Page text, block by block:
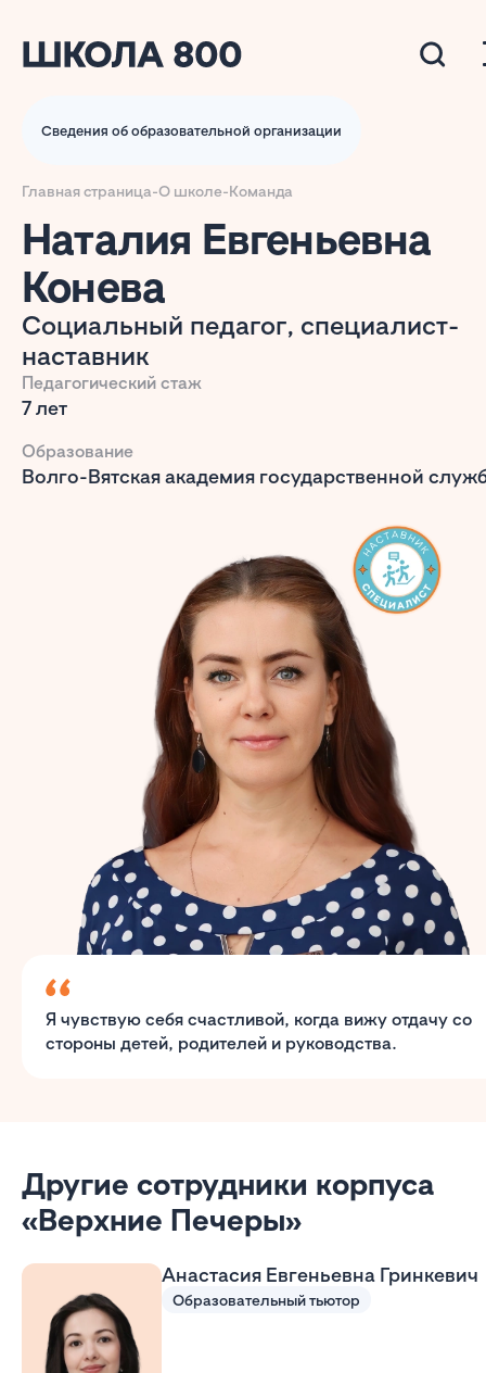
Сведения об образовательной организации
Главная страница-О школе-Команда
Наталия Евгеньевна
Конева
Социальный педагог, специалист-
наставник
Педагогический стаж
7 лет
Образование
Волго-Вятская академия государственной
Я чувствую себя счастливой, когда вижу отдачу со
стороны детей, родителей и руководства.
Другие сотрудники корпуса
«Верхние Печеры»
Анастасия Евгеньевна Гринкевич
Образовательный тьютор